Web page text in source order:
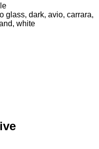
glass, dark, avio, carrara,
white